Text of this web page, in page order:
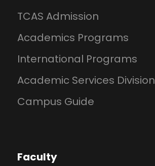
TCAS Admission
Academics Programs
International Programs
Academic Services Division
Campus Guide
Faculty